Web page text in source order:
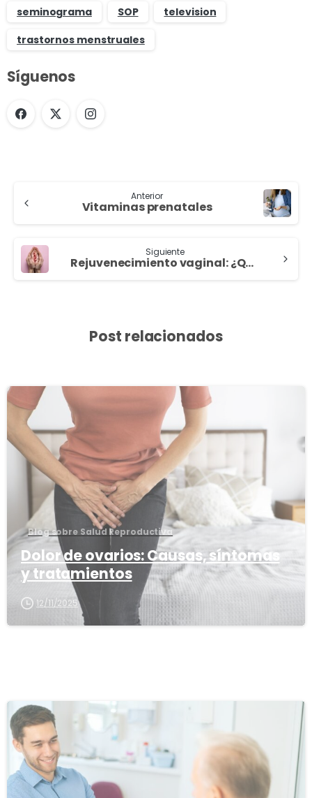
seminograma
SOP
television
trastornos menstruales
Síguenos
Anterior
Vitaminas prenatales
Siguiente
Rejuvenecimiento vaginal: ¿Qué es?
Post relacionados
Blog sobre Salud Reproductiva
Dolor de ovarios: Causas, síntomas
y tratamientos
12/11/2025